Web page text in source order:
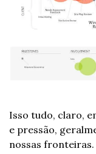
Isso tudo, claro,
e pressão,
nossas fronteiras.